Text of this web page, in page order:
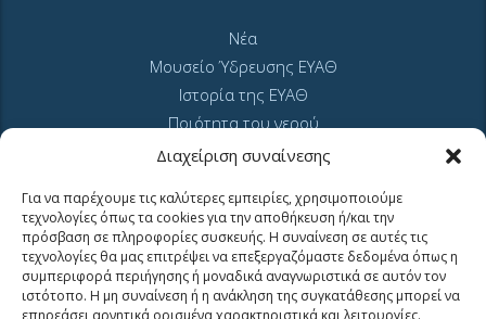
Διαχείριση συναίνεσης
Για να παρέχουμε τις καλύτερες εμπειρίες, χρησιμοποιούμε
τεχνολογίες όπως τα cookies για την αποθήκευση ή/και την
πρόσβαση σε πληροφορίες συσκευής. Η συναίνεση σε αυτές τις
τεχνολογίες θα μας επιτρέψει να επεξεργαζόμαστε δεδομένα όπως η
συμπεριφορά περιήγησης ή μοναδικά αναγνωριστικά σε αυτόν τον
ιστότοπο. Η μη συναίνεση ή η ανάκληση της συγκατάθεσης μπορεί να
επηρεάσει αρνητικά ορισμένα χαρακτηριστικά και λειτουργίες.
Νέα
Μουσείο Ύδρευσης ΕΥΑΘ
Ιστορία της ΕΥΑΘ
Ποιότητα του νερού
Πολιτική Απορρήτου Ιστοτόπου
Sitemap